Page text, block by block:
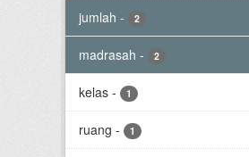
jumlah - 2
madrasah - 2
kelas - 1
ruang - 1